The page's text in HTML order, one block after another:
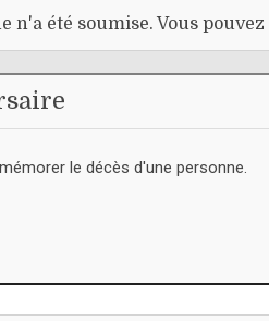
n'a été soumise. Vous
le décès d'une personne.